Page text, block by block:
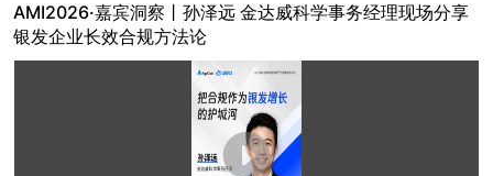
AMI2026·嘉宾洞察丨孙泽远 金达威科学事务经理现场分享
银发企业长效合规方法论